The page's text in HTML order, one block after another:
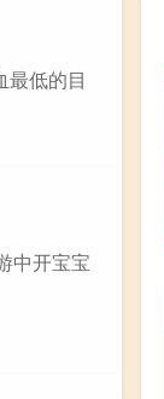
最低的目
中开宝宝